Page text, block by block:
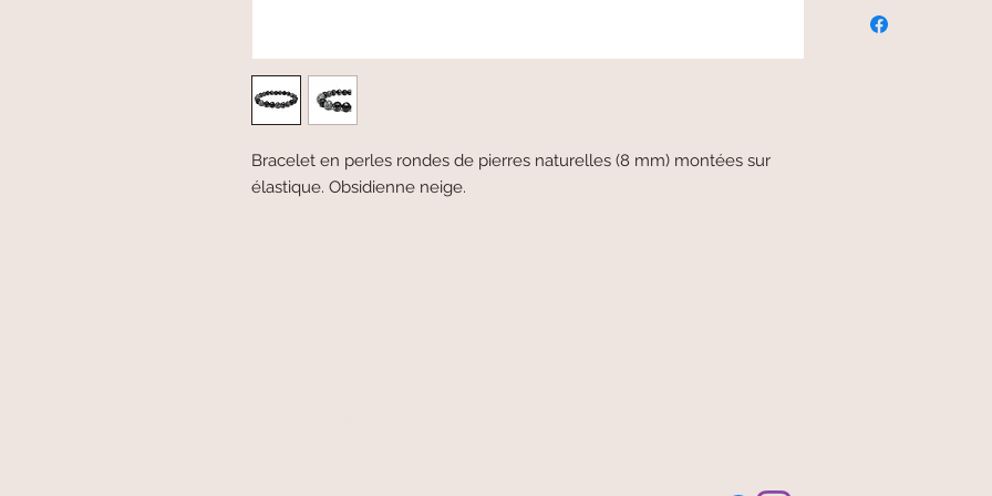
Bracelet en perles rondes de pierres naturelles (8 mm) montées sur
élastique. Obsidienne neige.